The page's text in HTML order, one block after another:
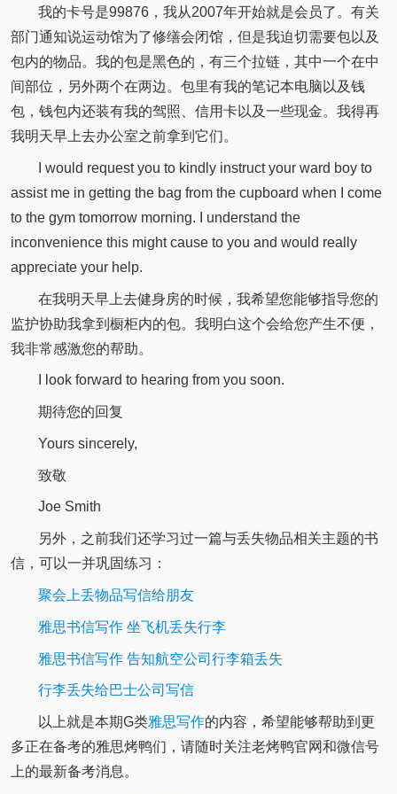
我的卡号是99876，我从2007年开始就是会员了。有关
部门通知说运动馆为了修缮会闭馆，但是我迫切需要包以及
包内的物品。我的包是黑色的，有三个拉链，其中一个在中
间部位，另外两个在两边。包里有我的笔记本电脑以及钱
包，钱包内还装有我的驾照、信用卡以及一些现金。我得再
我明天早上去办公室之前拿到它们。
I would request you to kindly instruct your ward boy to
assist me in getting the bag from the cupboard when I come
to the gym tomorrow morning. I understand the
inconvenience this might cause to you and would really
appreciate your help.
在我明天早上去健身房的时候，我希望您能够指导您的
监护协助我拿到橱柜内的包。我明白这个会给您产生不便，
我非常感激您的帮助。
I look forward to hearing from you soon.
期待您的回复
Yours sincerely,
致敬
Joe Smith
另外，之前我们还学习过一篇与丢失物品相关主题的书
信，可以一并巩固练习：
聚会上丢物品写信给朋友
雅思书信写作 坐飞机丢失行李
雅思书信写作 告知航空公司行李箱丢失
行李丢失给巴士公司写信
以上就是本期G类雅思写作的内容，希望能够帮助到更
多正在备考的雅思烤鸭们，请随时关注老烤鸭官网和微信号
上的最新备考消息。